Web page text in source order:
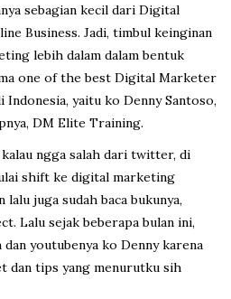
sebagian kecil dari Digital
Business. Jadi, timbul keinginan
lebih dalam dalam bentuk
one of the best Digital Marketer
Indonesia, yaitu ko Denny Santoso,
DM Elite Training.
ngga salah dari twitter, di
shift ke digital marketing
juga sudah baca bukunya,
Lalu sejak beberapa bulan ini,
youtubenya ko Denny karena
dan tips yang menurutku sih